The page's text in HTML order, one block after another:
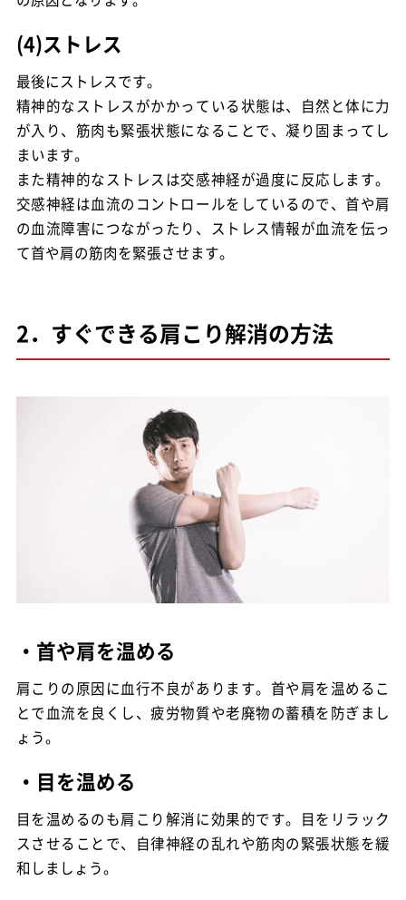
(4)ストレス
最後にストレスです。
精神的なストレスがかかっている状態は、自然と体に力
が入り、筋肉も緊張状態になることで、凝り固まってし
まいます。
また精神的なストレスは交感神経が過度に反応します。
交感神経は血流のコントロールをしているので、首や肩
の血流障害につながったり、ストレス情報が血流を伝っ
て首や肩の筋肉を緊張させます。
2．すぐできる肩こり解消の方法
・首や肩を温める
肩こりの原因に血行不良があります。首や肩を温めるこ
とで血流を良くし、疲労物質や老廃物の蓄積を防ぎまし
ょう。
・目を温める
目を温めるのも肩こり解消に効果的です。目をリラック
スさせることで、自律神経の乱れや筋肉の緊張状態を緩
和しましょう。